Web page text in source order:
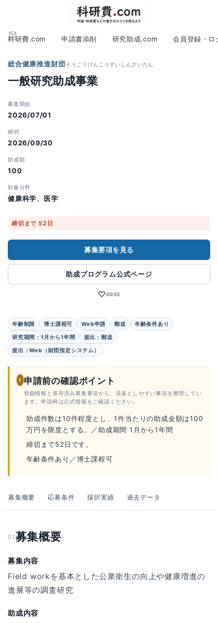
科研費.com 申請書添削 研究助成.com 会員登録・ロ
総合健康推進財団そうごうけんこうすいしんざいだん
一般研究助成事業
募集開始
2026/07/01
締切
2026/09/30
助成額
100
対象分野
健康科学、医学
締切まで 52日
募集要項を見る
助成プログラム公式ページ
♡0002
年齢制限 博士課程可 Web申請 郵送
年齢条件あり
研究期間：1月から1年間
提出：郵送
提出：Web（財団指定システム）
! 申請前の確認ポイント
登録情報と保存済み募集要項から、見落としやすい事項を整理してい
ます。申請時は公式情報をご確認ください。
助成件数は10件程度とし、1件当たりの助成金額は100
万円を限度とする。／助成期間 1月から1年間
締切まで52日です。
年齢条件あり／博士課程可
募集概要 応募条件 採択実績 過去データ
01 募集概要
募集内容
Field workを基本とした公衆衛生の向上や健康増進の
進展等の調査研究
助成内容